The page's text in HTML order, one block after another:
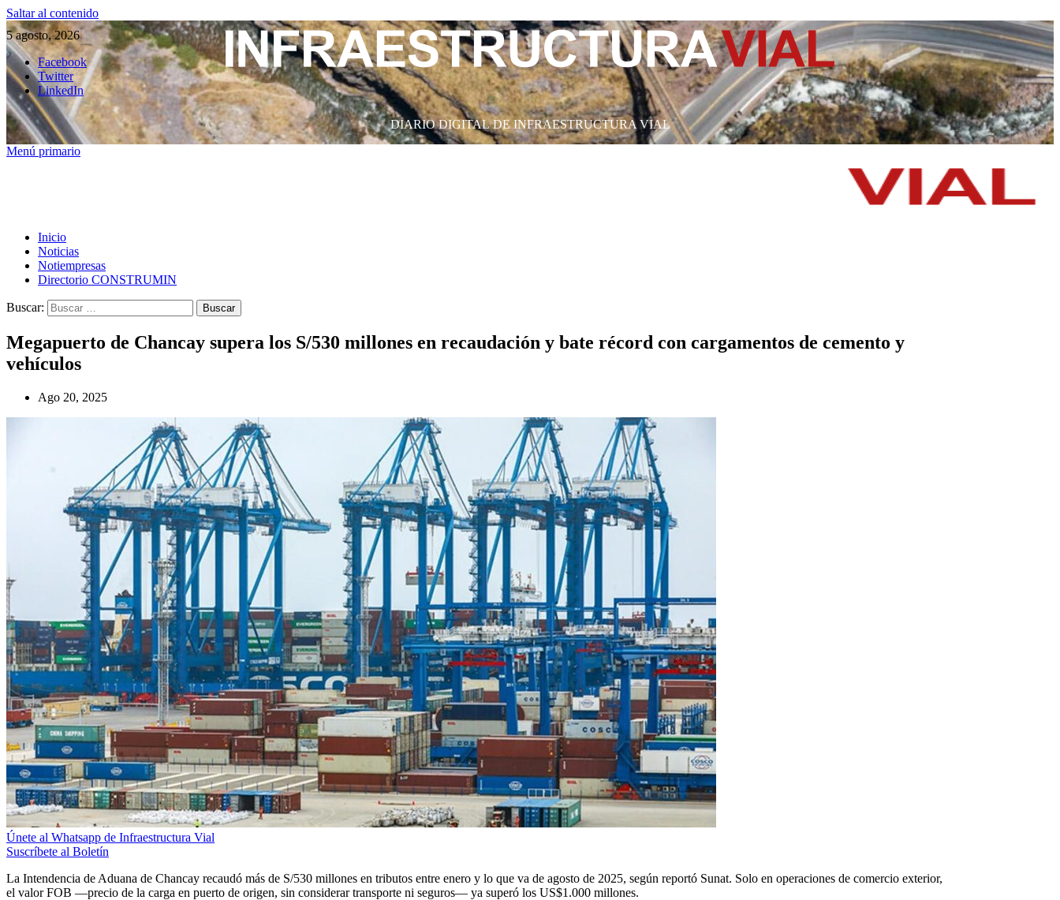
Saltar al contenido
5 agosto, 2026
Facebook
Twitter
LinkedIn
DIARIO DIGITAL DE INFRAESTRUCTURA VIAL
Menú primario
Inicio
Noticias
Notiempresas
Directorio CONSTRUMIN
Buscar:
Megapuerto de Chancay supera los S/530 millones en recaudación y bate récord con cargamentos de cemento y
vehículos
Ago 20, 2025
Únete al Whatsapp de Infraestructura Vial
Suscríbete al Boletín
La Intendencia de Aduana de Chancay recaudó más de S/530 millones en tributos entre enero y lo que va de agosto de 2025, según reportó Sunat. Solo en operaciones de comercio exterior,
el valor FOB —precio de la carga en puerto de origen, sin considerar transporte ni seguros— ya superó los US$1.000 millones.